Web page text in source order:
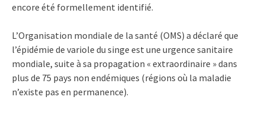
encore été formellement identifié.
L’Organisation mondiale de la santé (OMS) a déclaré que
l’épidémie de variole du singe est une urgence sanitaire
mondiale, suite à sa propagation « extraordinaire » dans
plus de 75 pays non endémiques (régions où la maladie
n’existe pas en permanence).